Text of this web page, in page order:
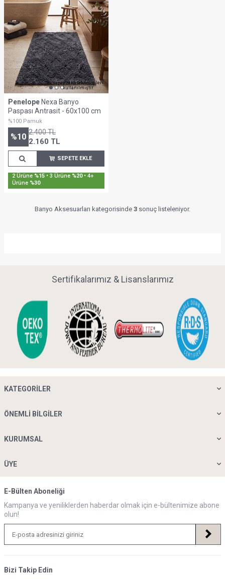
Yapay zekâ teknolojileri
kullanılmıştır.
Penelope Nexa Banyo
Paspası Antrasit - 60x100 cm
%100 Pamuk
%10 2.400TL
2.160 TL
SEPETE EKLE
2 Ürüne %15 • 3 Ürüne %20• 4+
Ürüne %30
Banyo Aksesuarları kategorisinde 3 sonuç listeleniyor.
Sertifikalarımız & Lisanslarımız
KATEGORILER
ÖNEMLI BILGILER
KURUMSAL
ÜYE
E-Bülten Aboneliği
Kampanya ve yeniliklerden haberdar olmak için e-bültenimize abone
olun!
Bizi Takip Edin